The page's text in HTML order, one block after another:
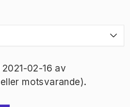
02-16 av
motsvarande).